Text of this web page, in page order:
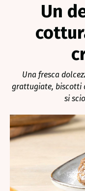
Un
Una fresca
grattugiate, biscotti
si